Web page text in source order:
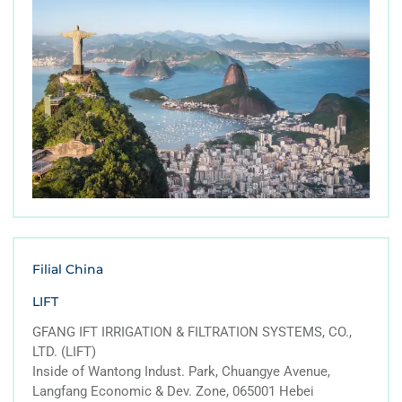
Filial China
LIFT
GFANG IFT IRRIGATION & FILTRATION SYSTEMS, CO.,
LTD. (LIFT)
Inside of Wantong Indust. Park, Chuangye Avenue,
Langfang Economic & Dev. Zone, 065001 Hebei